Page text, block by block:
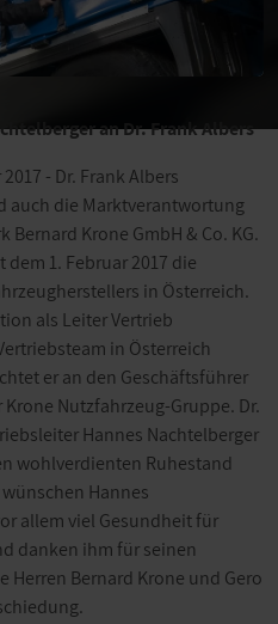
an Dr. Frank Albers
- Dr. Frank Albers
auch die Marktverantwortung
Bernard Krone GmbH & Co. KG.
1. Februar 2017 die
in Österreich.
als Leiter Vertrieb
in Österreich
er an den Geschäftsführer
Nutzfahrzeug-Gruppe. Dr.
Hannes Nachtelberger
wohlverdienten Ruhestand
Hannes
allem viel Gesundheit für
danken ihm für seinen
Herren Bernard Krone und Gero